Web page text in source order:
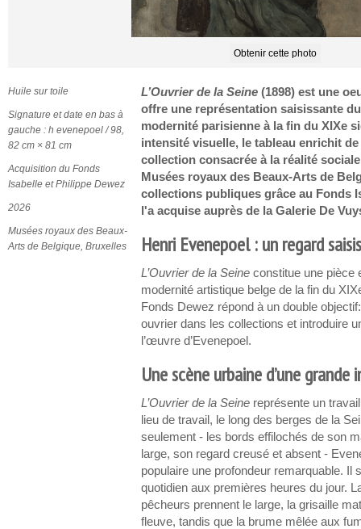
Obtenir cette photo
L’Ouvrier de la Seine (1898) est une
offre une représentation saisissante
modernité parisienne à la fin du XIXe
intensité visuelle, le tableau enrichit
collection consacrée à la réalité
Musées royaux des Beaux-Arts de
collections publiques grâce au Fonds
l'a acquise auprès de la Galerie De
Henri Evenepoel : un regard
L’Ouvrier de la Seine constitue une pièce
modernité artistique belge de la fin du
Fonds Dewez répond à un double
ouvrier dans les collections et introduire
l’œuvre d’Evenepoel.
Une scène urbaine d’une grande
L’Ouvrier de la Seine représente un
lieu de travail, le long des berges de la
seulement - les bords effilochés de son
large, son regard creusé et absent -
populaire une profondeur remarquable. Il
quotidien aux premières heures du jour.
pêcheurs prennent le large, la grisaille
fleuve, tandis que la brume mêlée aux
Huile sur toile
Signature et date en bas à
gauche : h evenepoel / 98,
82 cm × 81 cm
Acquisition du Fonds
Isabelle et Philippe Dewez
2026
Musées royaux des Beaux-
Arts de Belgique, Bruxelles